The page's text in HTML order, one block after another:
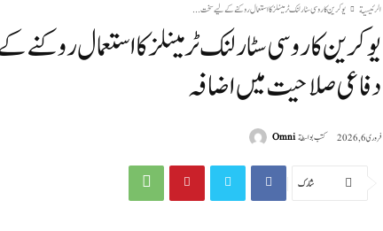
الرئيسية یوکرین کا روسی سٹار لنک ٹرمینلز کا استعمال روکنے کے لیے سخت...
یوکرین کا روسی سٹار لنک ٹرمینلز کا استعمال
دفاعی صلاحیت میں اضافہ
فروری 6, 2026 كتب بواسطةOmni
شارك